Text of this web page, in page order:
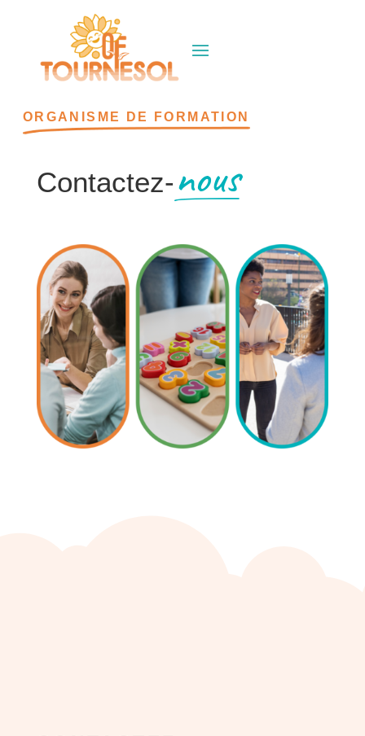
ORGANISME DE FORMATION
Contactez-nous